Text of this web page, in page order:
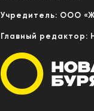
Учредитель: ООО
Главный редактор: